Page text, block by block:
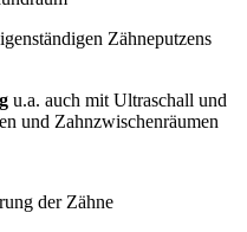
Zähneputzens
u.a. auch mit Ultraschall und
und Zahnzwischenräumen
der Zähne